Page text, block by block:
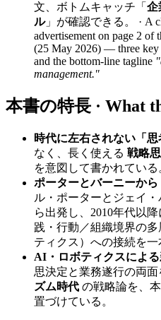
文、ボトムキャッチ「 企
ル」が確認できる。 · A
advertisement on page 2 of
(25 May 2026) — three key
and the bottom-line tagline
management."
本書の特長 · What
時代に左右されない「思
なく、長く使える 戦略
を意図して書かれている
ポーターとバーニーか
ル・ポーターとジェイ
ら出発し、2010年代以
践・行動／組織境界の
ティクス）への接続を一
AI・ロボティクスによる
思決定と業務遂行の両
ズム時代 の戦略論を、
置づけている。